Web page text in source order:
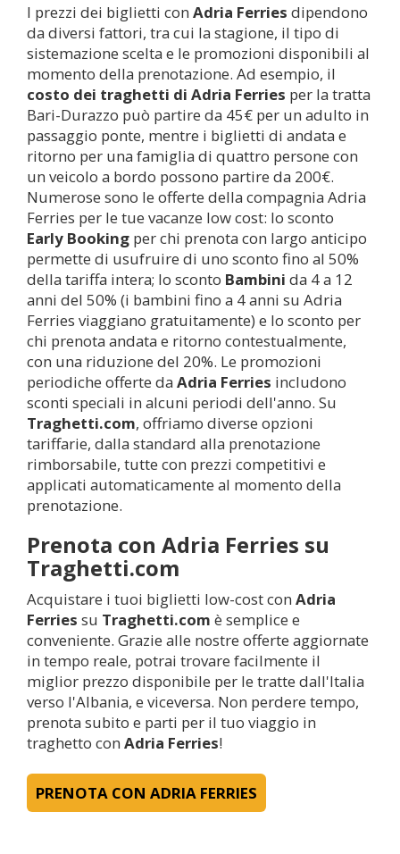
I prezzi dei biglietti con Adria Ferries dipendono
da diversi fattori, tra cui la stagione, il tipo di
sistemazione scelta e le promozioni disponibili al
momento della prenotazione. Ad esempio, il
costo dei traghetti di Adria Ferries per la tratta
Bari-Durazzo può partire da 45€ per un adulto in
passaggio ponte, mentre i biglietti di andata e
ritorno per una famiglia di quattro persone con
un veicolo a bordo possono partire da 200€.
Numerose sono le offerte della compagnia Adria
Ferries per le tue vacanze low cost: lo sconto
Early Booking per chi prenota con largo anticipo
permette di usufruire di uno sconto fino al 50%
della tariffa intera; lo sconto Bambini da 4 a 12
anni del 50% (i bambini fino a 4 anni su Adria
Ferries viaggiano gratuitamente) e lo sconto per
chi prenota andata e ritorno contestualmente,
con una riduzione del 20%. Le promozioni
periodiche offerte da Adria Ferries includono
sconti speciali in alcuni periodi dell'anno. Su
Traghetti.com, offriamo diverse opzioni
tariffarie, dalla standard alla prenotazione
rimborsabile, tutte con prezzi competitivi e
applicati automaticamente al momento della
prenotazione.
Prenota con Adria Ferries su
Traghetti.com
Acquistare i tuoi biglietti low-cost con Adria
Ferries su Traghetti.com è semplice e
conveniente. Grazie alle nostre offerte aggiornate
in tempo reale, potrai trovare facilmente il
miglior prezzo disponibile per le tratte dall'Italia
verso l'Albania, e viceversa. Non perdere tempo,
prenota subito e parti per il tuo viaggio in
traghetto con Adria Ferries!
PRENOTA CON ADRIA FERRIES